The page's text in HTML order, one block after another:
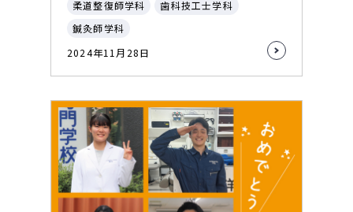
柔道整復師学科
歯科技工士学科
鍼灸師学科
2024年11月28日